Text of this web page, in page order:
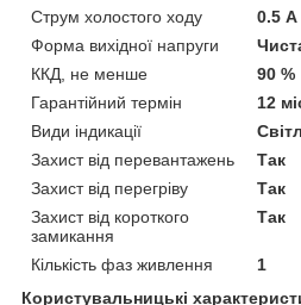
Струм холостого ходу
0.5 А
Форма вихідної напруги
ККД, не менше
90 %
Гарантійний термін
12
Види індикації
Захист від перевантажень
Так
Захист від перегріву
Так
Захист від короткого
замикання
Так
Кількість фаз живлення
1
Користувальницькі